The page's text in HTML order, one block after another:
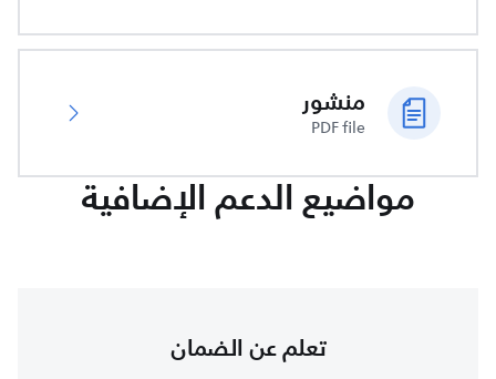
منشور
PDF file
مواضيع الدعم الإضافية
تعلم عن الضمان